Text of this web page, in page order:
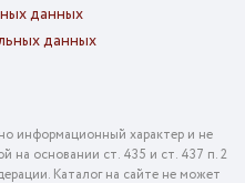
данных
данных
информационный характер и не
на основании ст. 435 и ст. 437 п. 2
Каталог на сайте не может